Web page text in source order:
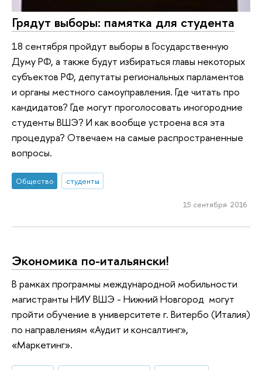
Грядут выборы: памятка для студента
18 сентября пройдут выборы в Государственную
Думу РФ, а также будут избираться главы некоторых
субъектов РФ, депутаты региональных парламентов
и органы местного самоуправления. Где читать про
кандидатов? Где могут проголосовать иногородние
студенты ВШЭ? И как вообще устроена вся эта
процедура? Отвечаем на самые распространенные
вопросы.
Общество студенты
15 сентября 2016
Экономика по-итальянски!
В рамках программы международной мобильности
магистранты НИУ ВШЭ - Нижний Новгород могут
пройти обучение в университете г. Витербо (Италия)
по направлениям «Аудит и консалтинг»,
«Маркетинг».